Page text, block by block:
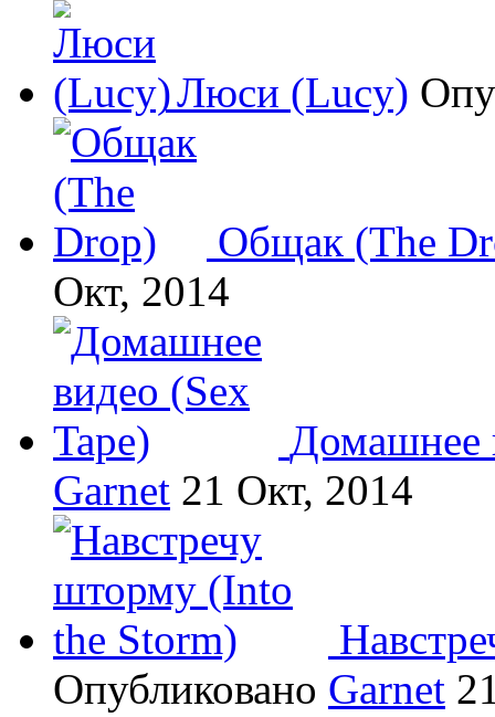
Люси (Lucy)
Общак (The
Окт, 2014
Домашнее
Garnet 21 Окт, 2014
Опубликовано Garnet